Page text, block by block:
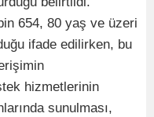
654, 80 yaş ve üzeri
ifade edilirken, bu
hizmetlerinin
sunulması,